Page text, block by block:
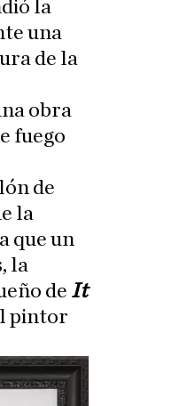
la
una
de la
obra
fuego
de
la
que un
la
de It
pintor